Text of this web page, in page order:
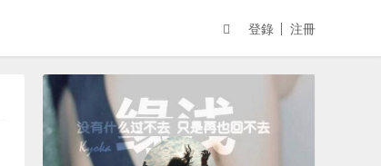
登錄 注冊